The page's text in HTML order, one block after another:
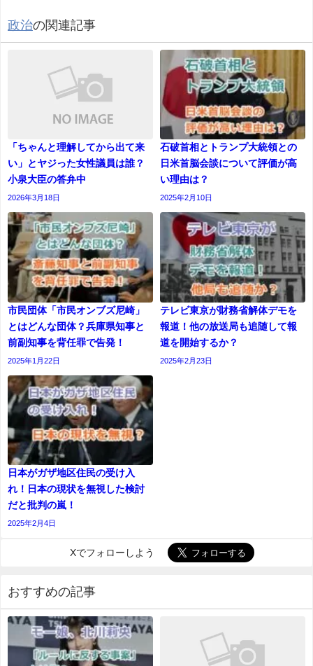
政治の関連記事
「ちゃんと理解してから出て来
い」とヤジった女性議員は誰？
小泉大臣の答弁中
2026年3月18日
石破首相とトランプ大統領との
日米首脳会談について評価が高
い理由は？
2025年2月10日
市民団体「市民オンブズ尼崎」
とはどんな団体？兵庫県知事と
前副知事を背任罪で告発！
2025年1月22日
テレビ東京が財務省解体デモを
報道！他の放送局も追随して報
道を開始するか？
2025年2月23日
日本がガザ地区住民の受け入
れ！日本の現状を無視した検討
だと批判の嵐！
2025年2月4日
Xでフォローしよう
おすすめの記事